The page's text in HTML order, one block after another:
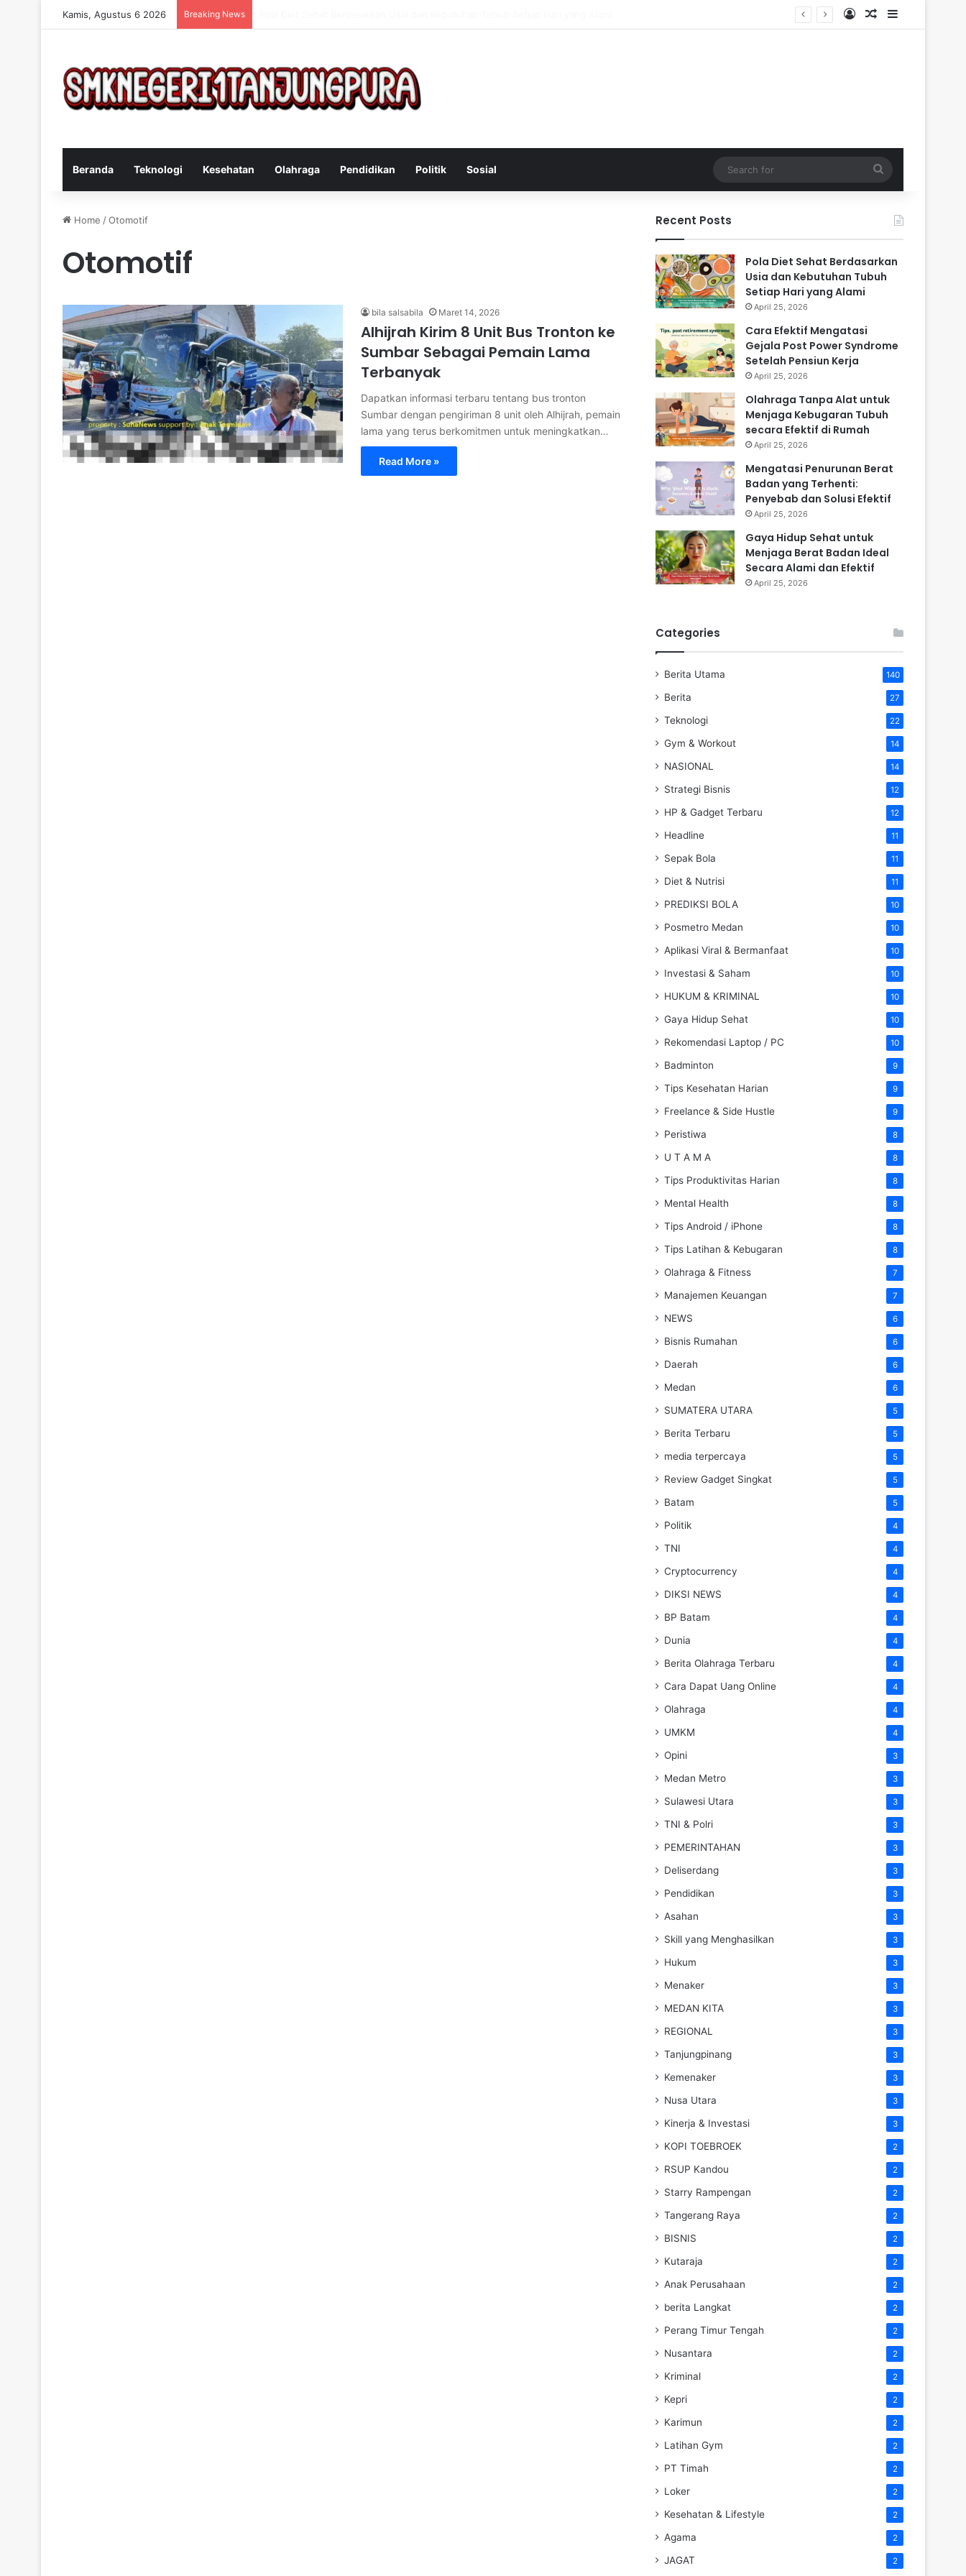
Kamis, Agustus 6 2026 Breaking News Log InRandom Article
Sidebar
Beranda Teknologi Kesehatan Olahraga Pendidikan Politik Sosial
for
Home /Otomotif
Otomotif
bila salsabila Maret 14, 2026
Alhijrah Kirim 8 Unit Bus Tronton ke
Sumbar Sebagai Pemain Lama
Terbanyak
Dapatkan informasi terbaru tentang bus tronton
Sumbar dengan pengiriman 8 unit oleh Alhijrah, pemain
lama yang terus berkomitmen untuk meningkatkan…
Read More »
Recent Posts
Pola Diet Sehat Berdasarkan
Usia dan Kebutuhan Tubuh
Setiap Hari yang Alami
April 25, 2026
Cara Efektif Mengatasi
Gejala Post Power Syndrome
Setelah Pensiun Kerja
April 25, 2026
Olahraga Tanpa Alat untuk
Menjaga Kebugaran Tubuh
secara Efektif di Rumah
April 25, 2026
Mengatasi Penurunan Berat
Badan yang Terhenti:
Penyebab dan Solusi Efektif
April 25, 2026
Gaya Hidup Sehat untuk
Menjaga Berat Badan Ideal
Secara Alami dan Efektif
April 25, 2026
Categories
Berita Utama 140
Berita 27
Teknologi 22
Gym & Workout 14
NASIONAL 14
Strategi Bisnis 12
HP & Gadget Terbaru 12
Headline 11
Sepak Bola 11
Diet & Nutrisi 11
PREDIKSI BOLA 10
Posmetro Medan 10
Aplikasi Viral & Bermanfaat 10
Investasi & Saham 10
HUKUM & KRIMINAL 10
Gaya Hidup Sehat 10
Rekomendasi Laptop / PC 10
Badminton 9
Tips Kesehatan Harian 9
Freelance & Side Hustle 9
Peristiwa 8
U T A M A 8
Tips Produktivitas Harian 8
Mental Health 8
Tips Android / iPhone 8
Tips Latihan & Kebugaran 8
Olahraga & Fitness 7
Manajemen Keuangan 7
NEWS 6
Bisnis Rumahan 6
Daerah 6
Medan 6
SUMATERA UTARA 5
Berita Terbaru 5
media terpercaya 5
Review Gadget Singkat 5
Batam 5
Politik 4
TNI 4
Cryptocurrency 4
DIKSI NEWS 4
BP Batam 4
Dunia 4
Berita Olahraga Terbaru 4
Cara Dapat Uang Online 4
Olahraga 4
UMKM 4
Opini 3
Medan Metro 3
Sulawesi Utara 3
TNI & Polri 3
PEMERINTAHAN 3
Deliserdang 3
Pendidikan 3
Asahan 3
Skill yang Menghasilkan 3
Hukum 3
Menaker 3
MEDAN KITA 3
REGIONAL 3
Tanjungpinang 3
Kemenaker 3
Nusa Utara 3
Kinerja & Investasi 3
KOPI TOEBROEK 2
RSUP Kandou 2
Starry Rampengan 2
Tangerang Raya 2
BISNIS 2
Kutaraja 2
Anak Perusahaan 2
berita Langkat 2
Perang Timur Tengah 2
Nusantara 2
Kriminal 2
Kepri 2
Karimun 2
Latihan Gym 2
PT Timah 2
Loker 2
Kesehatan & Lifestyle 2
Agama 2
JAGAT 2